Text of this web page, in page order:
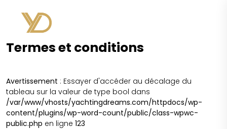
Termes et conditions
Avertissement : Essayer d'accéder au décalage du
tableau sur la valeur de type bool dans
/var/www/vhosts/yachtingdreams.com/httpdocs/wp-
content/plugins/wp-word-count/public/class-wpwc-
public.php en ligne 123